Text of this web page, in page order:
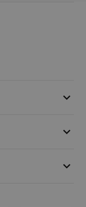
keyboard_arrow_down
keyboard_arrow_down
keyboard_arrow_down